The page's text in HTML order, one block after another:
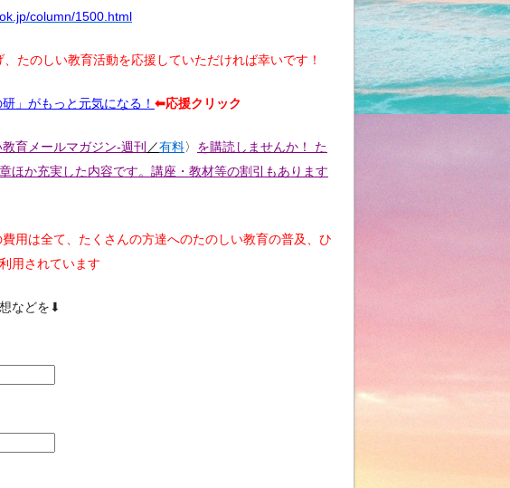
column/1500.html
たのしい教育活動を応援していただければ幸いです！
」がもっと元気になる！ ⬅︎応援クリック
育メールマガジン-週刊 ／有料〉 を購読しませんか！ た
ほか充実した内容です。講座・教材等の割引もあります
用は全て、たくさんの方達へのたのしい教育の普及、ひ
用されています
などを⬇︎